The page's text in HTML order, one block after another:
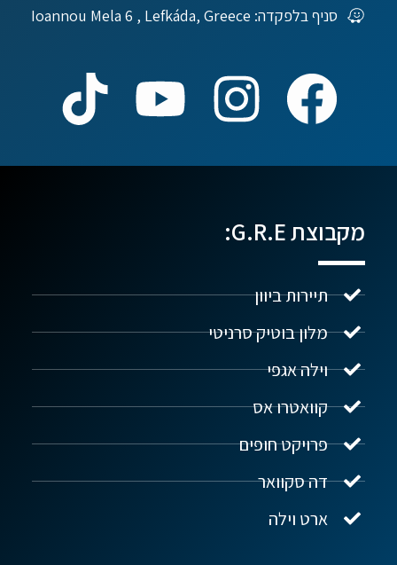
סניף בלפקדה: Ioannou Mela 6 , Lefkáda, Greece
מקבוצת G.R.E:
תיירות ביוון
מלון בוטיק סרניטי
וילה אגפי
קוואטרו אס
פרויקט חופים
דה סקוואר
ארט וילה
נדל"ן ביוון G.R.E
שלום! איך אפשר לעזור?